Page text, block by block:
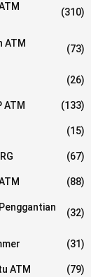
(310)
ATM
(73)
(26)
ATM (133)
(15)
(67)
(88)
(32)
(31)
ATM (79)